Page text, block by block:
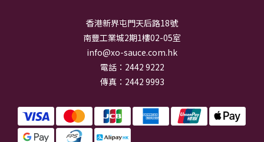
香港新界屯門天后路18號
南豐工業城2期1樓02-05室
info@xo-sauce.com.hk
電話：2442 9222
傳真：2442 9993